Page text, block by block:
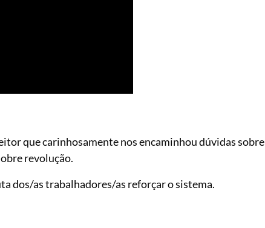
que carinhosamente nos encaminhou dúvidas sobre
revolução.
dos/as trabalhadores/as reforçar o sistema.